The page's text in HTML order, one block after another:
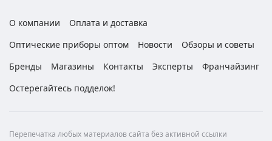
О компании
Оплата и доставка
Оптические приборы оптом
Новости
Обзоры и советы
Бренды
Магазины Контакты Эксперты
Франчайзинг
Остерегайтесь подделок!
Перепечатка любых материалов сайта без активной ссылки